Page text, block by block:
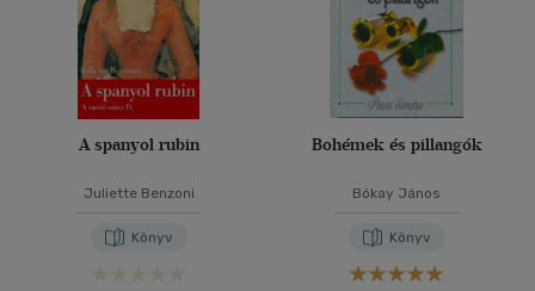
A spanyol rubin
Juliette Benzoni
Könyv
Bohémek és pillangók
Bókay János
Könyv